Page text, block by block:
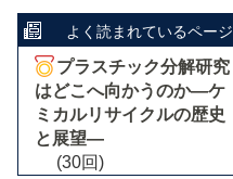
よく読まれているページ
プラスチック分解研究
はどこへ向かうのか―ケ
ミカルリサイクルの歴史
と展望―
(30回)